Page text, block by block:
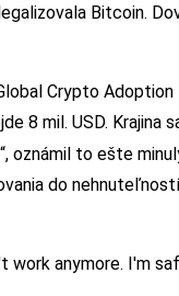
Bitcoin.
Crypto
8 mil. USD.
oznámil to ešte
do
work anymore. I'm